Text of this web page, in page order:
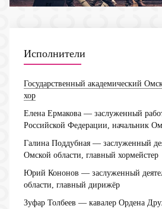
Исполнители
Государственный академический
хор
Елена Ермакова — заслуженный
Российской Федерации, начальник
Галина Поддубная — заслуженный
Омской области, главный хормейстер
Юрий Кононов — заслуженный
области, главный дирижёр
Зуфар Толбеев — кавалер Ордена